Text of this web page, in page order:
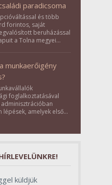
paradicsoma
és több
forintos, saját
beruházással
a Tolna megyei
munkaerőigény
foglalkoztatásával
lépések, amelyek első
be az egész
küldjük